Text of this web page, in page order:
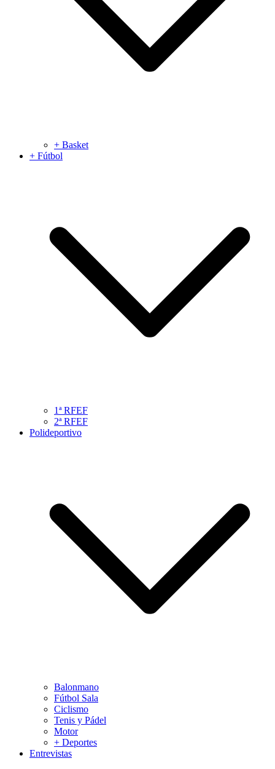
+ Basket
+ Fútbol
1ª RFEF
2ª RFEF
Polideportivo
Balonmano
Fútbol Sala
Ciclismo
Tenis y Pádel
Motor
+ Deportes
Entrevistas